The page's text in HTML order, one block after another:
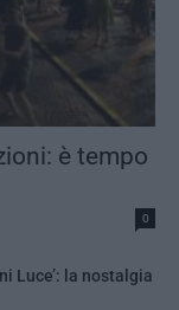
è tempo
0
Luce’: la nostalgia